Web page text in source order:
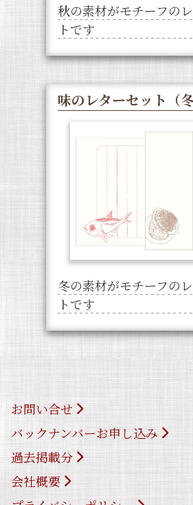
秋の素材がモチーフの
トです
味のレターセット（冬
冬の素材がモチーフの
トです
お問い合せ
バックナンバーお申し込み
過去掲載分
会社概要